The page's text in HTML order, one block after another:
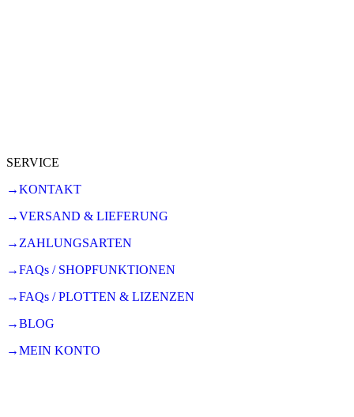
SERVICE
→KONTAKT
→VERSAND & LIEFERUNG
→ZAHLUNGSARTEN
→FAQs / SHOPFUNKTIONEN
→FAQs / PLOTTEN & LIZENZEN
→BLOG
→MEIN KONTO